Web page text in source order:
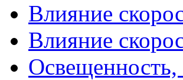
Влияние
Влияние
Освещенность,